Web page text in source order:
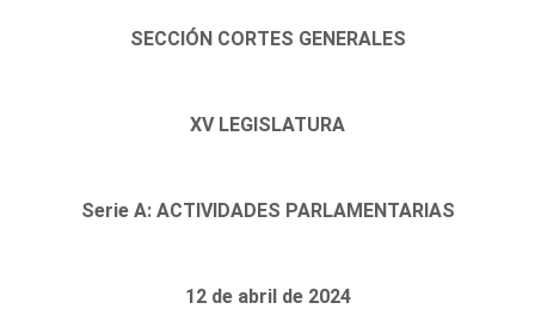
SECCIÓN CORTES GENERALES
XV LEGISLATURA
Serie A: ACTIVIDADES PARLAMENTARIAS
12 de abril de 2024